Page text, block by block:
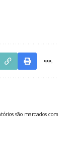
são marcados com